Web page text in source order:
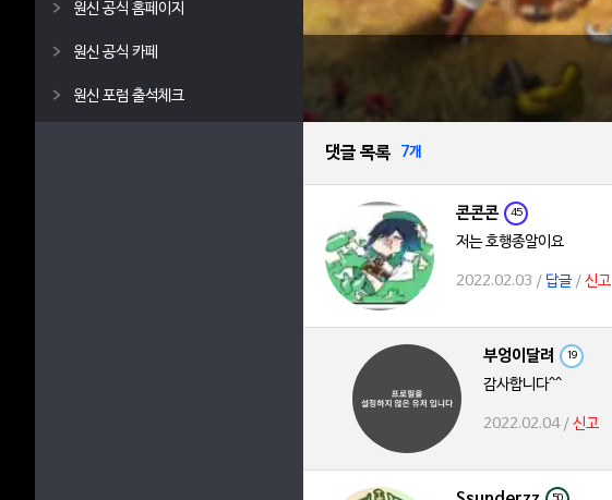
원신 공식 홈페이지
원신 공식 카페
원신 포럼 출석체크
댓글 목록 7개
콘콘콘 45
저는 호행종알이요
2022.02.03 / 답글/ 신고
부엉이달려 19
감사합니다^^
2022.02.04 / 신고